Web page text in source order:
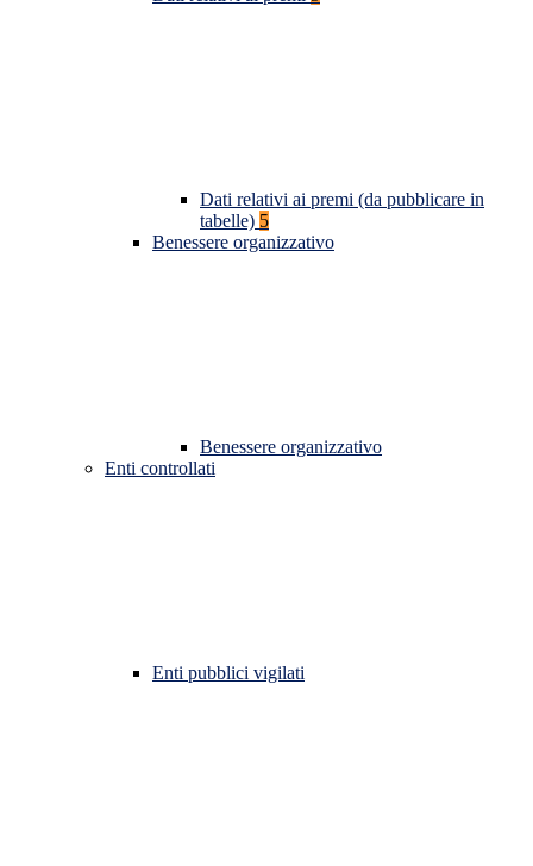
Dati relativi ai premi (da pubblicare in
tabelle) 5
Benessere organizzativo
Benessere organizzativo
Enti controllati
Enti pubblici vigilati